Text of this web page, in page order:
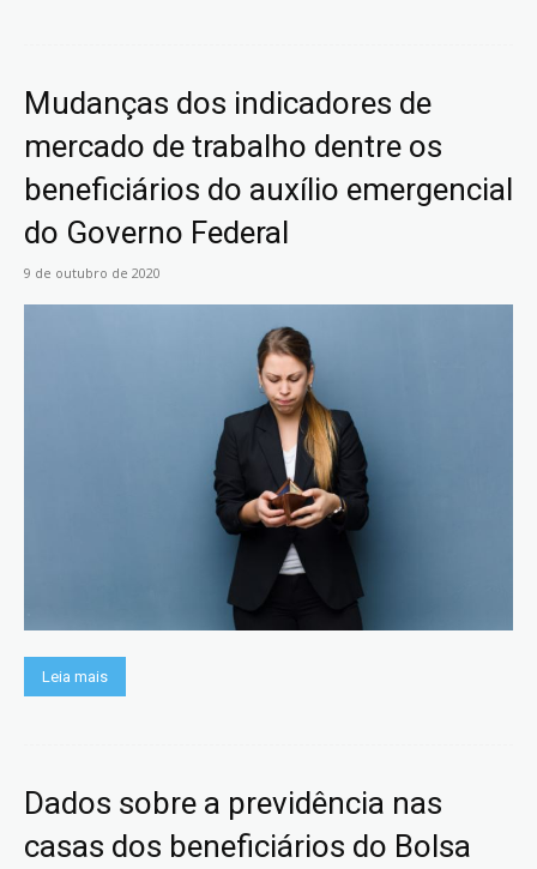
Mudanças dos indicadores de
mercado de trabalho dentre os
beneficiários do auxílio emergencial
do Governo Federal
9 de outubro de 2020
Leia mais
Dados sobre a previdência nas
casas dos beneficiários do Bolsa